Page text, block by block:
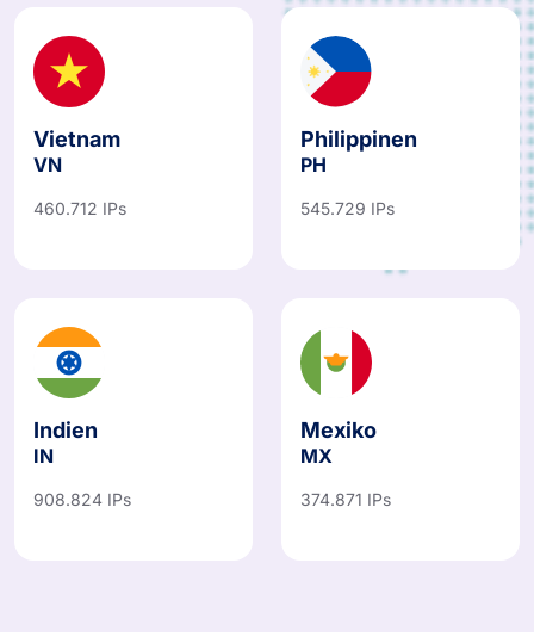
Vietnam
VN
460.712 IPs
Philippinen
PH
545.729 IPs
Indien
IN
908.824 IPs
Mexiko
MX
374.871 IPs